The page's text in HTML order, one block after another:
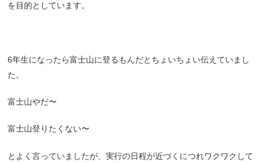
を目的としています。
6年生になったら富士山に登るもんだとちょいちょい伝えていまし
た。
富士山やだ〜
富士山登りたくない〜
とよく言っていましたが、実行の日程が近づくにつれワクワクして